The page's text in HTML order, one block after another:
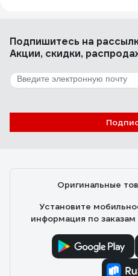
Керамический нагреватель -
Удобный пульт
Отключается при перегреве.
Подпишитесь на
Акции, скидки,
Оригинальные
Установите
информация по